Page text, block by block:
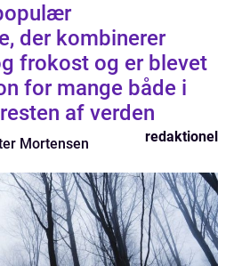
der kombinerer
frokost og er blevet
for mange både i
af verden
Mortensen redaktionel